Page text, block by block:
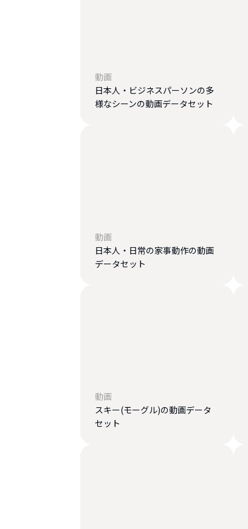
動画
日本人・ビジネスパーソンの多
様なシーンの動画データセット
動画
日本人・日常の家事動作の動画
データセット
動画
スキー(モーグル)の動画データ
セット